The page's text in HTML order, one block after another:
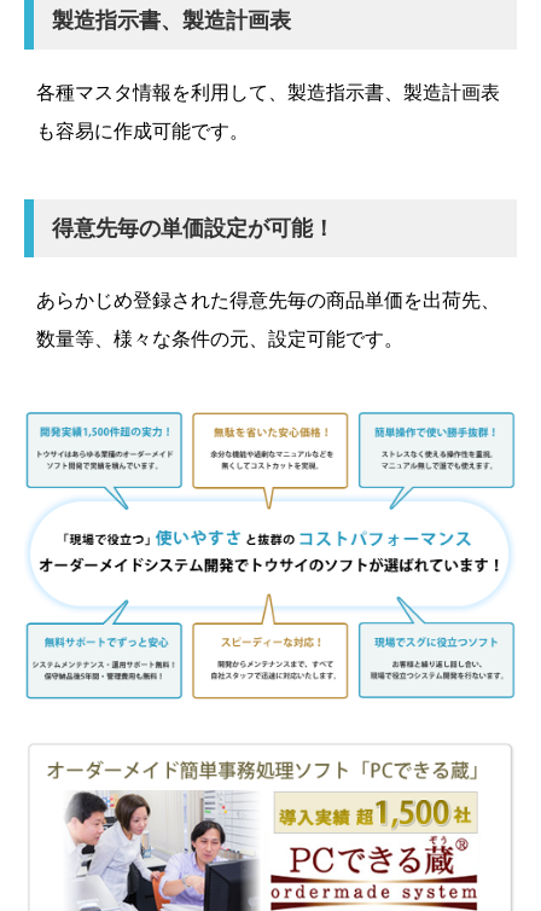
製造指示書、製造計画表
各種マスタ情報を利用して、製造指示書、製造計画表
も容易に作成可能です。
得意先毎の単価設定が可能！
あらかじめ登録された得意先毎の商品単価を出荷先、
数量等、様々な条件の元、設定可能です。